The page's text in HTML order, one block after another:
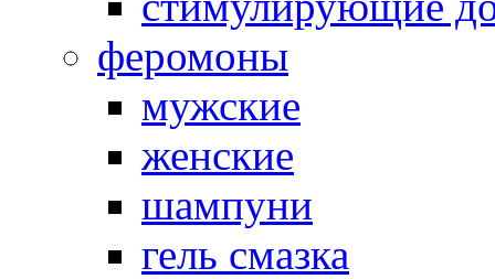
феромоны
мужские
женские
шампуни
гель смазка